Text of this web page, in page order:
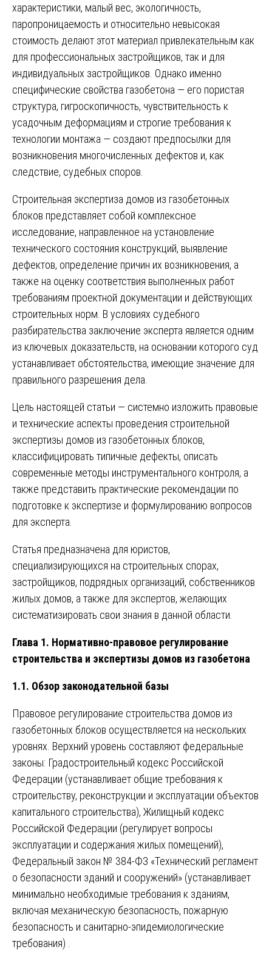
характеристики, малый вес, экологичность,
паропроницаемость и относительно невысокая
стоимость делают этот материал привлекательным как
для профессиональных застройщиков, так и для
индивидуальных застройщиков. Однако именно
специфические свойства газобетона — его пористая
структура, гигроскопичность, чувствительность к
усадочным деформациям и строгие требования к
технологии монтажа — создают предпосылки для
возникновения многочисленных дефектов и, как
следствие, судебных споров.
Строительная экспертиза домов из газобетонных
блоков представляет собой комплексное
исследование, направленное на установление
технического состояния конструкций, выявление
дефектов, определение причин их возникновения, а
также на оценку соответствия выполненных работ
требованиям проектной документации и действующих
строительных норм. В условиях судебного
разбирательства заключение эксперта является одним
из ключевых доказательств, на основании которого суд
устанавливает обстоятельства, имеющие значение для
правильного разрешения дела.
Цель настоящей статьи — системно изложить правовые
и технические аспекты проведения строительной
экспертизы домов из газобетонных блоков,
классифицировать типичные дефекты, описать
современные методы инструментального контроля, а
также представить практические рекомендации по
подготовке к экспертизе и формулированию вопросов
для эксперта.
Статья предназначена для юристов,
специализирующихся на строительных спорах,
застройщиков, подрядных организаций, собственников
жилых домов, а также для экспертов, желающих
систематизировать свои знания в данной области.
Глава 1. Нормативно-правовое регулирование
строительства и экспертизы домов из газобетона
1.1. Обзор законодательной базы
Правовое регулирование строительства домов из
газобетонных блоков осуществляется на нескольких
уровнях. Верхний уровень составляют федеральные
законы: Градостроительный кодекс Российской
Федерации (устанавливает общие требования к
строительству, реконструкции и эксплуатации объектов
капитального строительства), Жилищный кодекс
Российской Федерации (регулирует вопросы
эксплуатации и содержания жилых помещений),
Федеральный закон № 384-ФЗ «Технический регламент
о безопасности зданий и сооружений» (устанавливает
минимально необходимые требования к зданиям,
включая механическую безопасность, пожарную
безопасность и санитарно-эпидемиологические
требования) .